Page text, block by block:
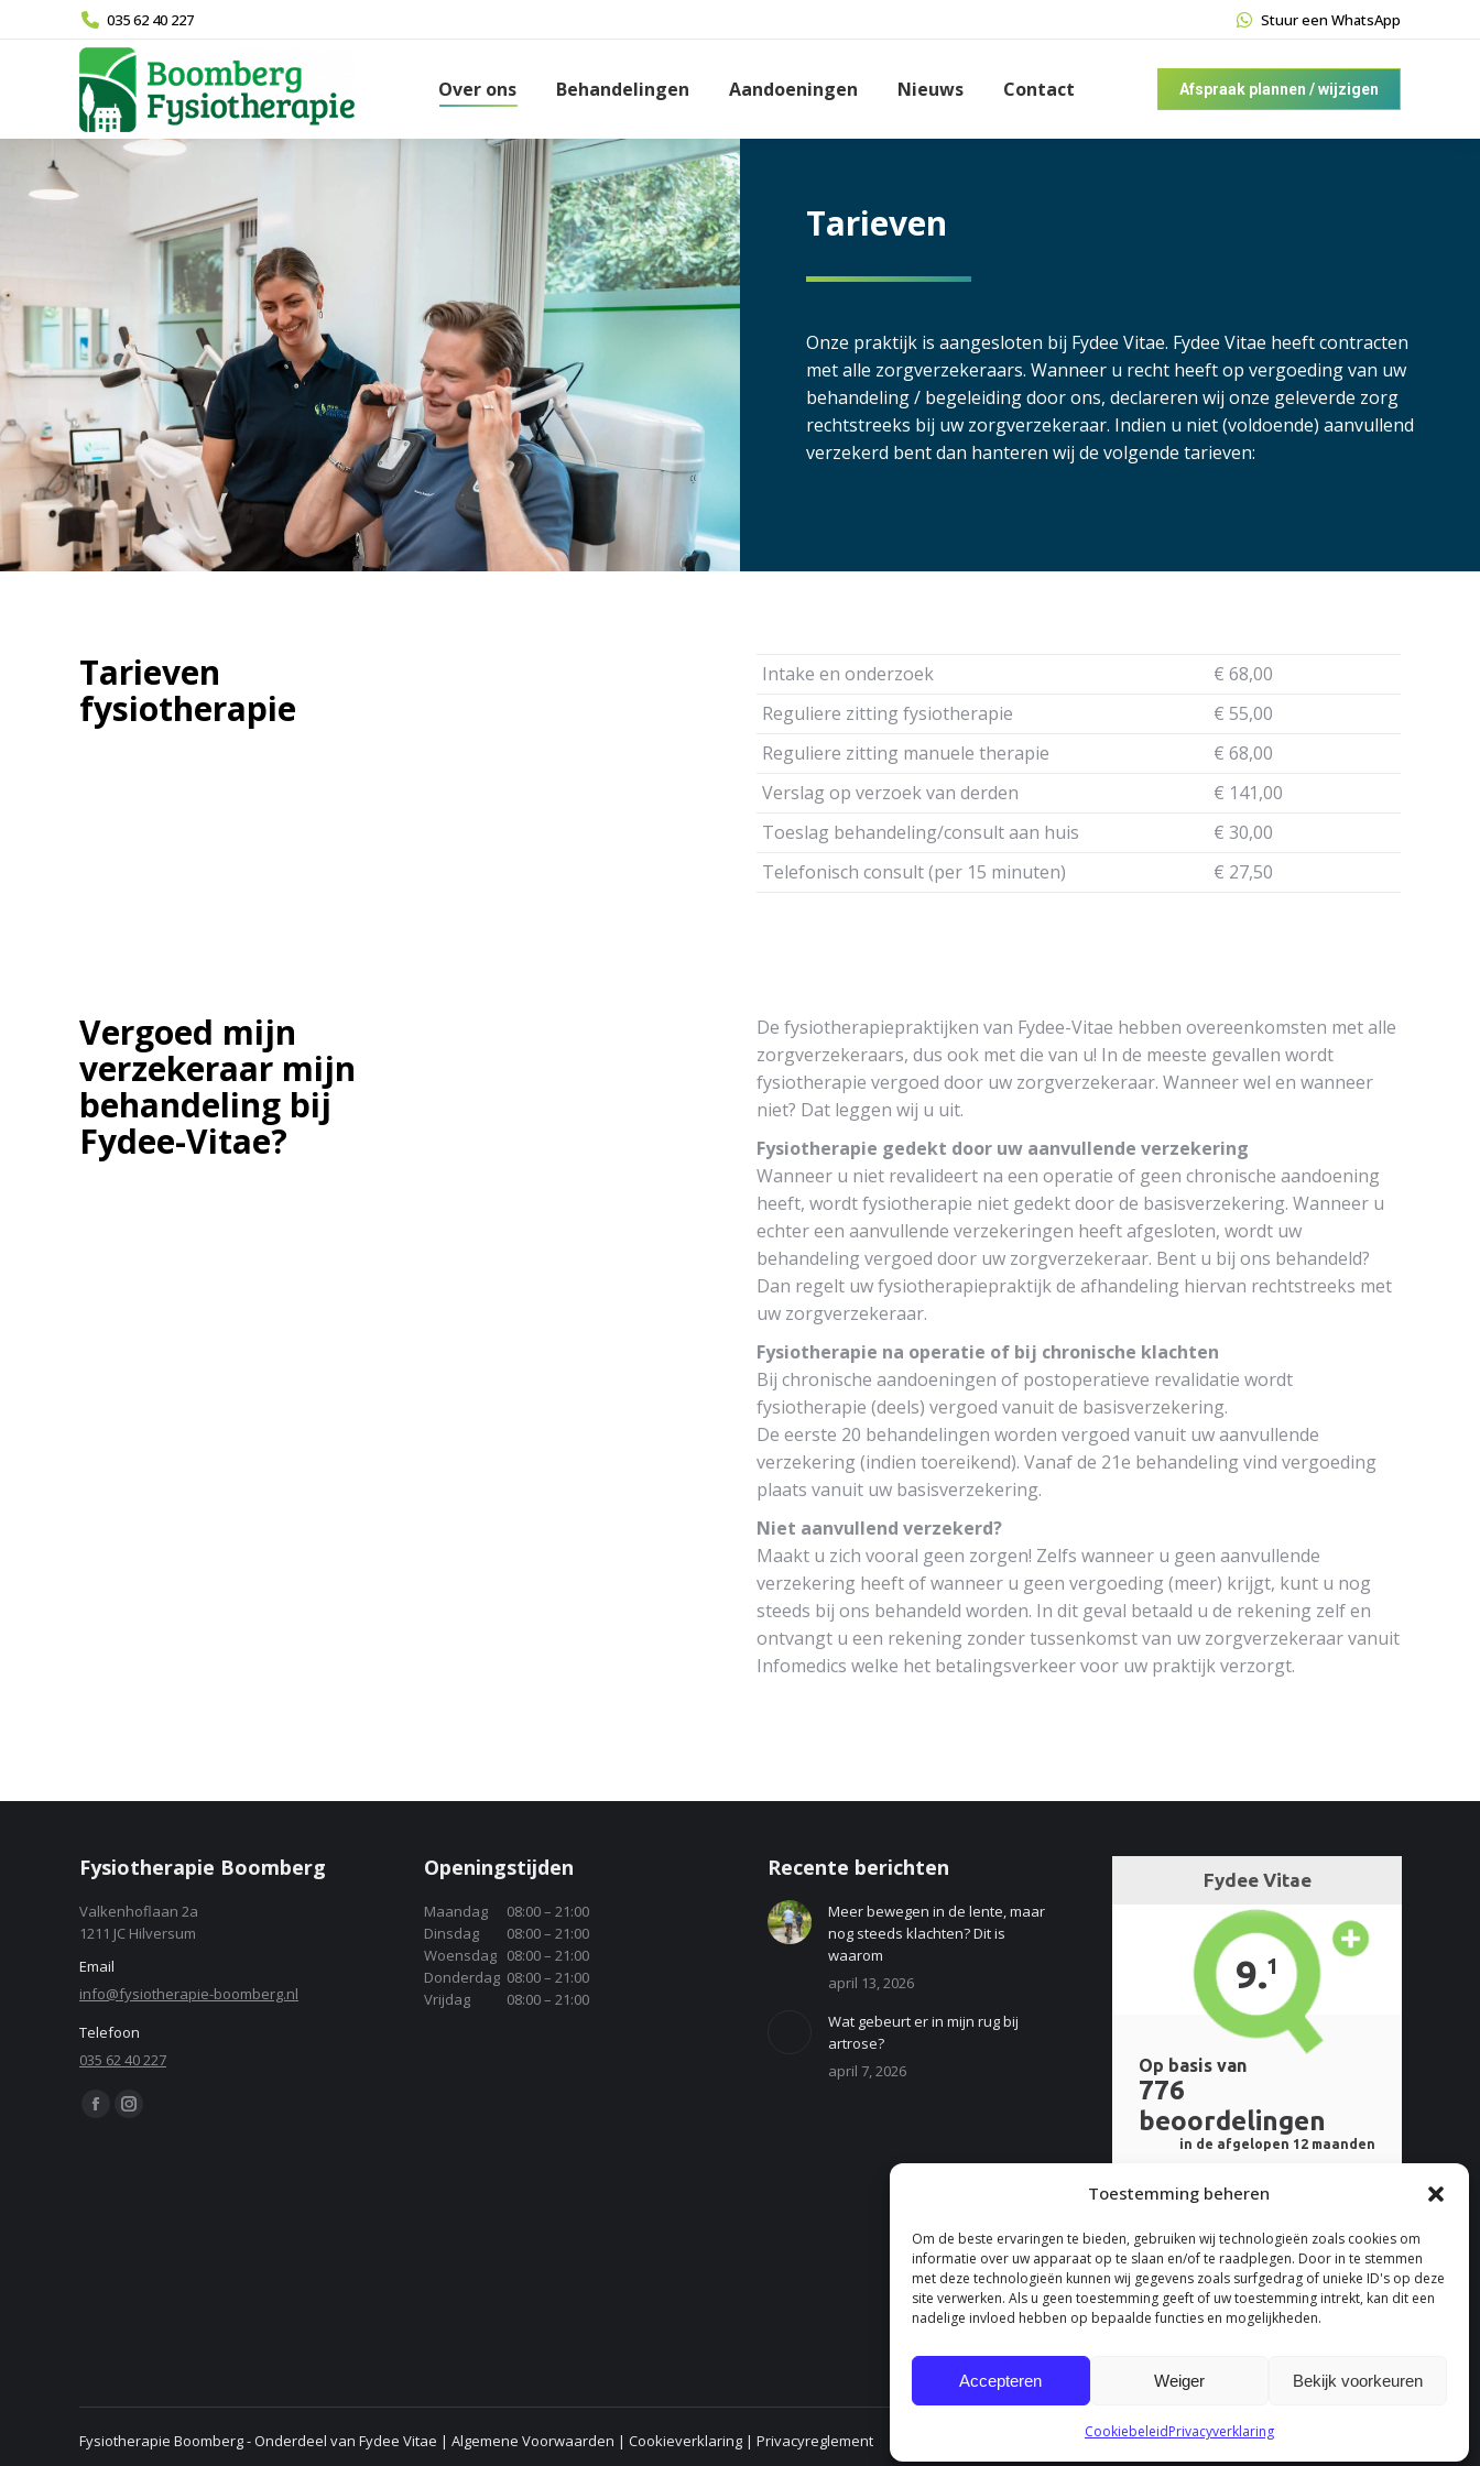
Toestemming beheren
Om de beste ervaringen te bieden, gebruiken wij technologieën zoals cookies om
informatie over uw apparaat op te slaan en/of te raadplegen. Door in te stemmen
met deze technologieën kunnen wij gegevens zoals surfgedrag of unieke ID's op deze
site verwerken. Als u geen toestemming geeft of uw toestemming intrekt, kan dit een
nadelige invloed hebben op bepaalde functies en mogelijkheden.
Accepteren Weiger Bekijk voorkeuren
CookiebeleidPrivacyverklaring
035 62 40 227 Stuur een WhatsApp
Over ons Behandelingen Aandoeningen Nieuws Contact Afspraak plannen / wijzigen
Tarieven
Onze praktijk is aangesloten bij Fydee Vitae. Fydee Vitae heeft contracten
met alle zorgverzekeraars. Wanneer u recht heeft op vergoeding van uw
behandeling / begeleiding door ons, declareren wij onze geleverde zorg
rechtstreeks bij uw zorgverzekeraar. Indien u niet (voldoende) aanvullend
verzekerd bent dan hanteren wij de volgende tarieven:
Tarieven
fysiotherapie
Intake en onderzoek
€ 68,00
Reguliere zitting fysiotherapie
€ 55,00
Reguliere zitting manuele therapie
€ 68,00
Verslag op verzoek van derden
€ 141,00
Toeslag behandeling/consult aan huis
€ 30,00
Telefonisch consult (per 15 minuten)
€ 27,50
Vergoed mijn
verzekeraar mijn
behandeling bij
Fydee-Vitae?
De fysiotherapiepraktijken van Fydee-Vitae hebben overeenkomsten met alle
zorgverzekeraars, dus ook met die van u! In de meeste gevallen wordt
fysiotherapie vergoed door uw zorgverzekeraar. Wanneer wel en wanneer
niet? Dat leggen wij u uit.
Fysiotherapie gedekt door uw aanvullende verzekering
Wanneer u niet revalideert na een operatie of geen chronische aandoening
heeft, wordt fysiotherapie niet gedekt door de basisverzekering. Wanneer u
echter een aanvullende verzekeringen heeft afgesloten, wordt uw
behandeling vergoed door uw zorgverzekeraar. Bent u bij ons behandeld?
Dan regelt uw fysiotherapiepraktijk de afhandeling hiervan rechtstreeks met
uw zorgverzekeraar.
Fysiotherapie na operatie of bij chronische klachten
Bij chronische aandoeningen of postoperatieve revalidatie wordt
fysiotherapie (deels) vergoed vanuit de basisverzekering.
De eerste 20 behandelingen worden vergoed vanuit uw aanvullende
verzekering (indien toereikend). Vanaf de 21e behandeling vind vergoeding
plaats vanuit uw basisverzekering.
Niet aanvullend verzekerd?
Maakt u zich vooral geen zorgen! Zelfs wanneer u geen aanvullende
verzekering heeft of wanneer u geen vergoeding (meer) krijgt, kunt u nog
steeds bij ons behandeld worden. In dit geval betaald u de rekening zelf en
ontvangt u een rekening zonder tussenkomst van uw zorgverzekeraar vanuit
Infomedics welke het betalingsverkeer voor uw praktijk verzorgt.
Fysiotherapie Boomberg
Valkenhoflaan 2a
1211 JC Hilversum
Email
info@fysiotherapie-boomberg.nl
Telefoon
035 62 40 227
Find us on:
FacebookInstagram
Openingstijden
Maandag
08:00 – 21:00
Dinsdag
08:00 – 21:00
Woensdag 08:00 – 21:00
Donderdag 08:00 – 21:00
Vrijdag
08:00 – 21:00
Recente berichten
Meer bewegen in de lente, maar
nog steeds klachten? Dit is
waarom
april 13, 2026
Wat gebeurt er in mijn rug bij
artrose?
april 7, 2026
Fysiotherapie Boomberg - Onderdeel van Fydee Vitae | Algemene Voorwaarden | Cookieverklaring | Privacyreglement